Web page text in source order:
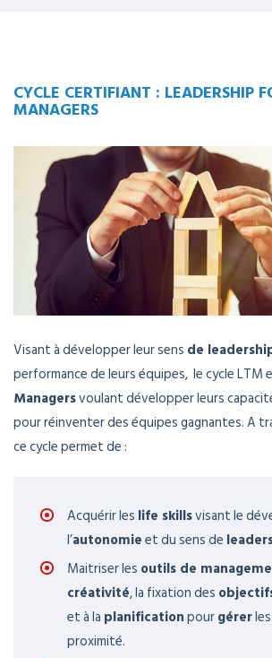
CYCLE CERTIFIANT : LEADERSHIP
MANAGERS
Visant à développer leur sens de
performance de leurs équipes, le cycle LTM
Managersvoulant développer leurs
pour réinventer des équipes gagnantes. A
ce cycle permet de :
Acquérir les life skillsvisant le
l’autonomieet du sens de
Maitriser les outils de
créativité, la fixation des
et à la planificationpourgérer
proximité.